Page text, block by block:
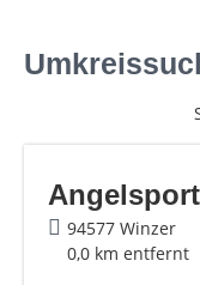
94577 Winzer
0,0 km entfernt